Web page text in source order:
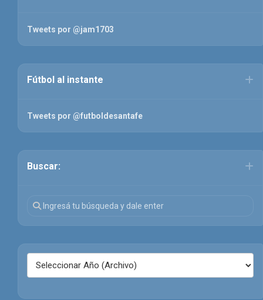
Tweets por @jam1703
Fútbol al instante
Tweets por @futboldesantafe
Buscar: